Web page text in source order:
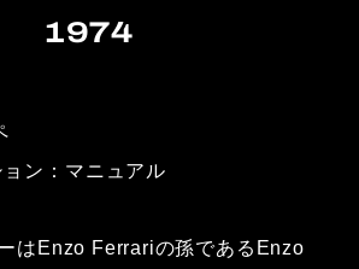
1974
ョン：マニュアル
はEnzo Ferrariの孫であるEnzo